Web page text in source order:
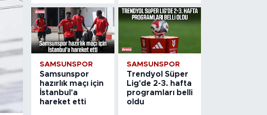
SAMSUNSPOR
Samsunspor
hazırlık maçı için
İstanbul'a
hareket etti
SAMSUNSPOR
Trendyol Süper
Lig'de 2-3. hafta
programları belli
oldu